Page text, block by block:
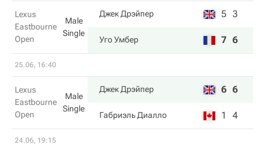
Lexus
Eastbourne
Open
Male
Single
Джек Дрэйпер 5 3
Уго Умбер 7 6
25.06, 16:40
Lexus
Eastbourne
Open
Male
Single
Джек Дрэйпер 6 6
Габриэль Диалло 1 4
24.06, 19:15